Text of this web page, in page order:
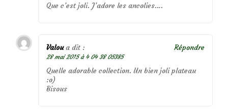
Que c’est joli. J’adore les ancolies….
Valou a dit :
28 mai 2015 à 4 04 38 05385
Quelle adorable collection. Un bien joli plateau
:o)
Bisous
Répondre